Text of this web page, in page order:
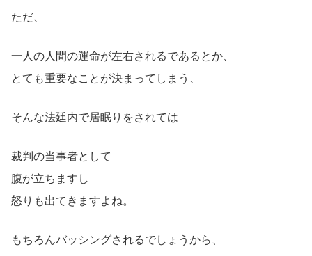
ただ、
一人の人間の運命が左右されるであるとか、
とても重要なことが決まってしまう、
そんな法廷内で居眠りをされては
裁判の当事者として
腹が立ちますし
怒りも出てきますよね。
もちろんバッシングされるでしょうから、